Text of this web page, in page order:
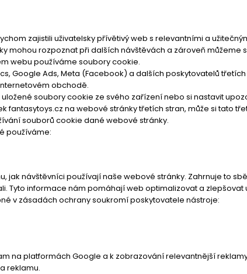
zajistili uživatelsky přívětivý web s relevantními a
mohou rozpoznat při dalších návštěvách a zároveň můžeme
webu používáme soubory cookie.
Google Ads, Meta (Facebook) a dalších poskytovatelů
obchodě.
soubory cookie ze svého zařízení nebo si nastavit
fantasytoys.cz na webové stránky třetích stran, může si tato
souborů cookie dané webové stránky.
používáme:
jak návštěvníci používají naše webové stránky. Zahrnuje to
Tyto informace nám pomáhají web optimalizovat a zlepšovat
v zásadách ochrany soukromí poskytovatele nástroje:
na platformách Google a k zobrazování relevantnější
reklamu.